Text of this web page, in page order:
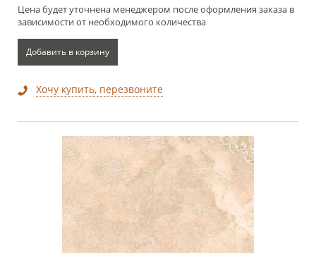
Цена будет уточнена менеджером после оформления заказа в
зависимости от необходимого количества
Добавить в корзину
Хочу купить, перезвоните